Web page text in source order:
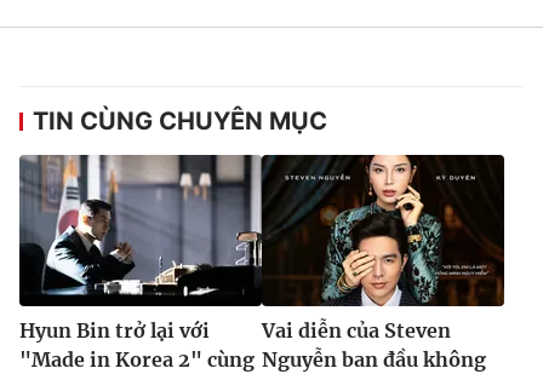
TIN CÙNG CHUYÊN MỤC
Hyun Bin trở lại với
"Made in Korea 2" cùng
Vai diễn của Steven
Nguyễn ban đầu không